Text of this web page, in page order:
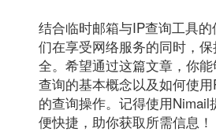
结合临时邮箱与IP查询工具
们在享受网络服务的同时，
全。希望通过这篇文章，你
查询的基本概念以及如何使
的查询操作。记得使用Nimail
便快捷，助你获取所需信息！